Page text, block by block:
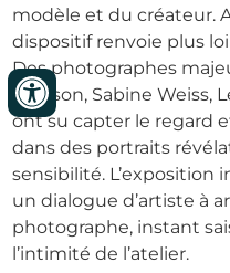
modèle et du créateur.
dispositif renvoie plus
Des photographes
Bresson, Sabine Weiss,
ont su capter le regard
dans des portraits
sensibilité. L’exposition
un dialogue d’artiste à
photographe, instant
l’intimité de l’atelier.